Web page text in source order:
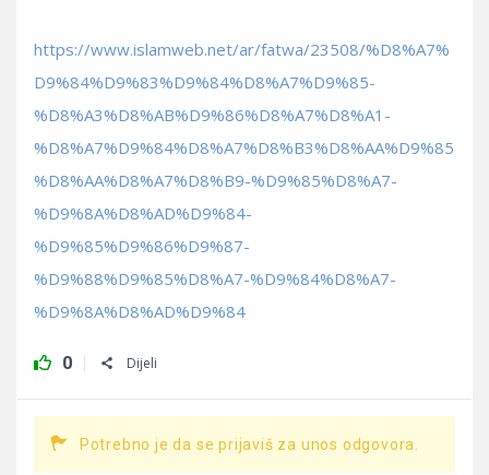
https://www.islamweb.net/ar/fatwa/23508/%D8%A7%
D9%84%D9%83%D9%84%D8%A7%D9%85-
%D8%A3%D8%AB%D9%86%D8%A7%D8%A1-
%D8%A7%D9%84%D8%A7%D8%B3%D8%AA%D9%85
%D8%AA%D8%A7%D8%B9-%D9%85%D8%A7-
%D9%8A%D8%AD%D9%84-
%D9%85%D9%86%D9%87-
%D9%88%D9%85%D8%A7-%D9%84%D8%A7-
%D9%8A%D8%AD%D9%84
0 Dijeli
Potrebno je da se prijaviš za unos odgovora.